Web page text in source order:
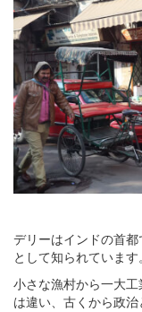
デリーはインドの首都
として知られています。
小さな漁村から一大
は違い、古くから政治